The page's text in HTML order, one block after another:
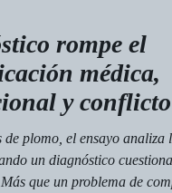
rompe el
médica,
y
plomo, el ensayo analiza
un diagnóstico
que un problema de